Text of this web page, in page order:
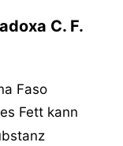
C. F.
Faso
Fett kann